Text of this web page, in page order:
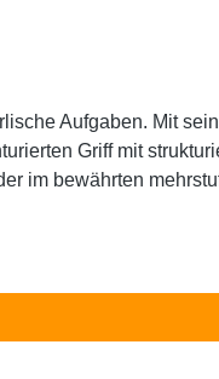
Aufgaben. Mit
Griff mit
im bewährten
Unbedingt